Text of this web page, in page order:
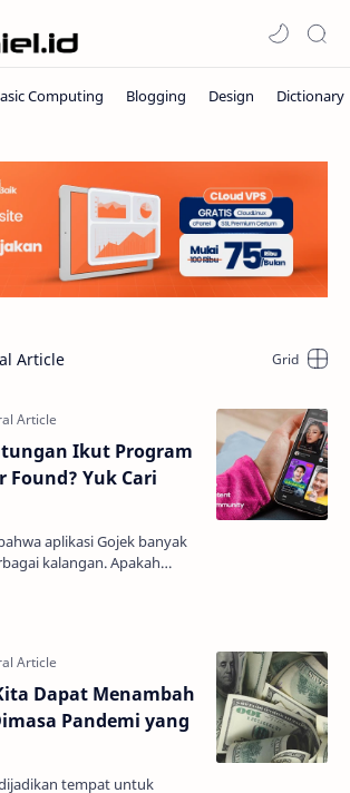
Article
Ikut Program
Found? Yuk Cari
aplikasi Gojek banyak
kalangan. Apakah
Dapat Menambah
Pandemi yang
tempat untuk